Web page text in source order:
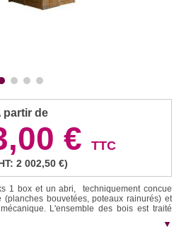
partir de
€ TTC
2 002,50 €)
1 box et un abri, techniquement concue
bouvetées, poteaux rainurés) et
L'ensemble des bois est traité
double ou en pente simple. Tous nos
et vendus avec un plan de montage. L'
▼